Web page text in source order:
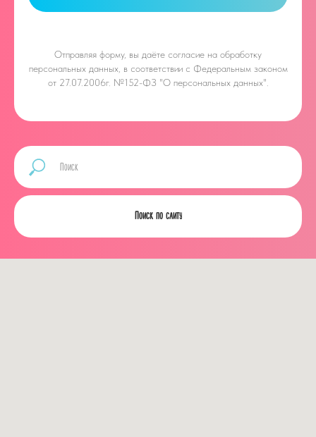
Отправляя форму, вы даёте согласие на обработку
персональных данных, в соответствии с Федеральным законом
от 27.07.2006г. №152-ФЗ "О персональных данных".
Поиск по сайту